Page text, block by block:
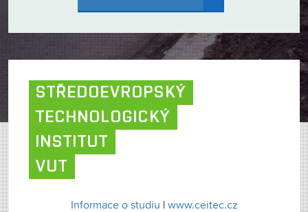
STŘEDOEVROPSKÝ
TECHNOLOGICKÝ
INSTITUT
VUT
Informace o studiu
www.ceitec.cz